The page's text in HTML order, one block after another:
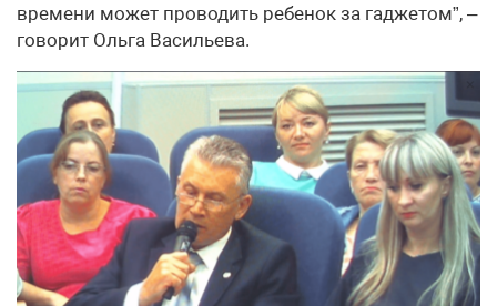
времени может проводить ребенок за гаджетом”, –
говорит Ольга Васильева.